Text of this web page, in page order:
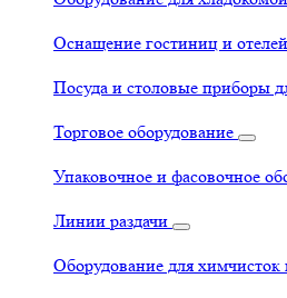
Оснащение гостиниц и отелей
Посуда и столовые приборы
Торговое оборудование
Упаковочное и фасовочное
Линии раздачи
Оборудование для химчисток